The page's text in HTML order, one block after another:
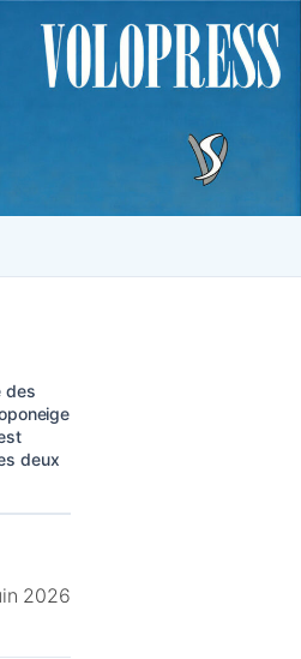
des
deux
2026